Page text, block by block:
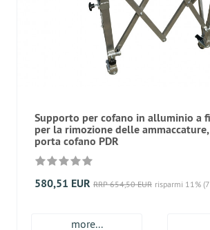
Supporto per cofano in alluminio a
per la rimozione delle
porta cofano PDR
580,51 EUR RRP 654,50 EUR risparmi 11%
more...